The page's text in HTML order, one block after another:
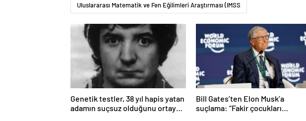
Uluslararası Matematik ve Fen Eğilimleri Araştırması (IMSS
Genetik testler, 38 yıl hapis yatan
adamın suçsuz olduğunu ortaya
Bill Gates’ten Elon Musk’a
suçlama: “Fakir çocukları